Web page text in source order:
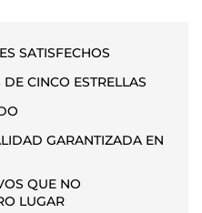
SATISFECHOS
CINCO ESTRELLAS
GARANTIZADA EN
QUE NO
LUGAR